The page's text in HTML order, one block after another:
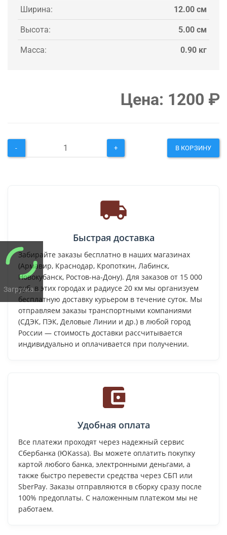
Загрузка...
Ширина: 12.00 см
Высота: 5.00 см
Масса: 0.90 кг
Цена: 1200 ₽
- + В КОРЗИНУ
Быстрая доставка
Забирайте заказы бесплатно в наших магазинах
(Армавир, Краснодар, Кропоткин, Лабинск,
Новокубанск, Ростов-на-Дону). Для заказов от 15 000
руб. в этих городах и радиусе 20 км мы организуем
бесплатную доставку курьером в течение суток. Мы
отправляем заказы транспортными компаниями
(СДЭК, ПЭК, Деловые Линии и др.) в любой город
России — стоимость доставки рассчитывается
индивидуально и оплачивается при получении.
Удобная оплата
Все платежи проходят через надежный сервис
Сбербанка (ЮKassa). Вы можете оплатить покупку
картой любого банка, электронными деньгами, а
также быстро перевести средства через СБП или
SberPay. Заказы отправляются в сборку сразу после
100% предоплаты. С наложенным платежом мы не
работаем.